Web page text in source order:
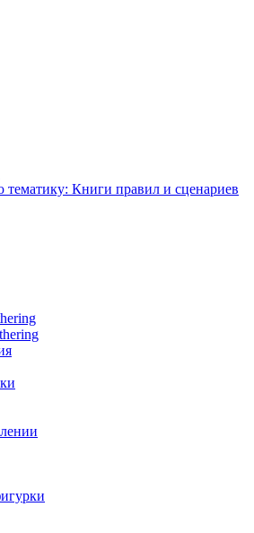
тематику: Книги правил и сценариев